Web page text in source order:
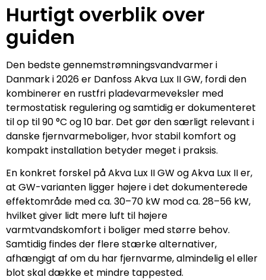
Hurtigt overblik over
guiden
Den bedste gennemstrømningsvandvarmer i
Danmark i 2026 er Danfoss Akva Lux II GW, fordi den
kombinerer en rustfri pladevarmeveksler med
termostatisk regulering og samtidig er dokumenteret
til op til 90 °C og 10 bar. Det gør den særligt relevant i
danske fjernvarmeboliger, hvor stabil komfort og
kompakt installation betyder meget i praksis.
En konkret forskel på Akva Lux II GW og Akva Lux II er,
at GW-varianten ligger højere i det dokumenterede
effektområde med ca. 30–70 kW mod ca. 28–56 kW,
hvilket giver lidt mere luft til højere
varmtvandskomfort i boliger med større behov.
Samtidig findes der flere stærke alternativer,
afhængigt af om du har fjernvarme, almindelig el eller
blot skal dække et mindre tappested.